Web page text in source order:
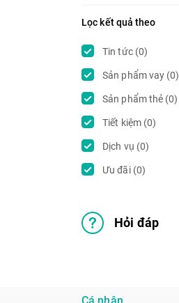
Lọc kết quả theo
Tin tức (0)
Sản phẩm vay (0)
Sản phẩm thẻ (0)
Tiết kiệm (0)
Dịch vụ (0)
Ưu đãi (0)
Hỏi đáp